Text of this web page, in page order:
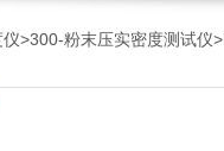
>300-粉末压实密度测试仪